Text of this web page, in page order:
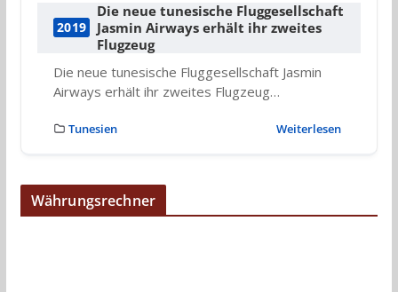
2019
Die neue tunesische Fluggesellschaft
Jasmin Airways erhält ihr zweites
Flugzeug
Die neue tunesische Fluggesellschaft Jasmin
Airways erhält ihr zweites Flugzeug…
Tunesien Weiterlesen
Währungsrechner